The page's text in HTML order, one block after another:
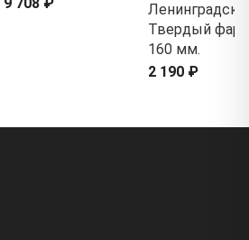
9 708 ₽
Твердый
160 мм.
2 190 ₽